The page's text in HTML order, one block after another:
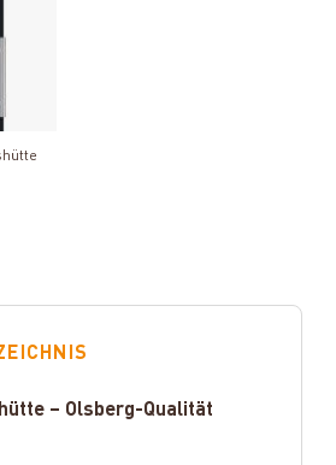
– Olsberg-Qualität